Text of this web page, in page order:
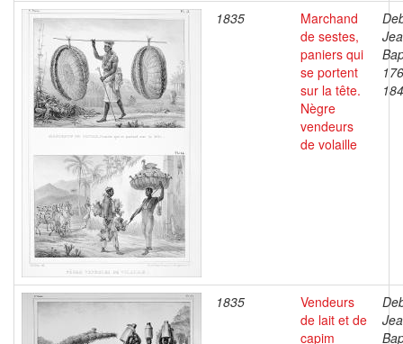
1835
Marchand
de sestes,
paniers qui
se portent
sur la tête.
Nègre
vendeurs
de volaille
1835
Vendeurs
de lait et de
capim